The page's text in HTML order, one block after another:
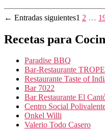
Paginación
de
entradas
← Entradas siguientes1 2 …
Recetas para
Paradise BBQ
Bar-Restaurante
Restaurante Taste of
Bar 7022
Bar Restaurante El
Centro Social
Onkel Willi
Valerio Todo Casero